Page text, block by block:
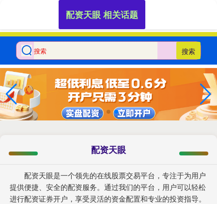
搜索
配资天眼
配资天眼是一个领先的在线股票交易平台，专注于为用户
提供便捷、安全的配资服务。通过我们的平台，用户可以轻松
进行配资证券开户，享受灵活的资金配置和专业的投资指导。
配资天眼 相关话题